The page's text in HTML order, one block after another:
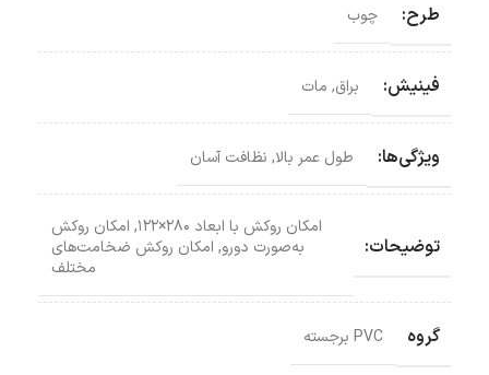
طرح: چوب
فینیش: براق, مات
ویژگی‌ها: طول عمر بالا, نظافت آسان
توضیحات:
امکان روکش با ابعاد ۲۸۰×۱۲۲ , امکان روکش‌
به‌صورت دورو, امکان روکش ضخامت‌های
مختلف
گروه PVC برجسته